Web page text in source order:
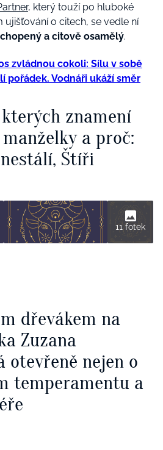
, který touží po hluboké
ujišťování o citech, se vedle ní
a citově osamělý.
zvládnou cokoli: Sílu v sobě
pořádek. Vodnáři ukáží směr
kterých znamení
a proč:
Štíři
11 fotek
dřevákem na
Zuzana
otevřeně nejen o
temperamentu a